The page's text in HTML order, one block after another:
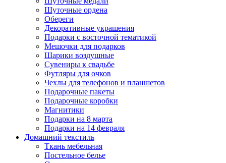
Шуточные ордена
Обереги
Декоративные украшения
Подарки с восточной тематикой
Мешочки для подарков
Шарики воздушные
Сувениры к свадьбе
Футляры для очков
Чехлы для телефонов и планшетов
Подарочные пакеты
Подарочные коробки
Магнитики
Подарки на 8 марта
Подарки на 14 февраля
Домашний текстиль
Ткань мебельная
Постельное белье